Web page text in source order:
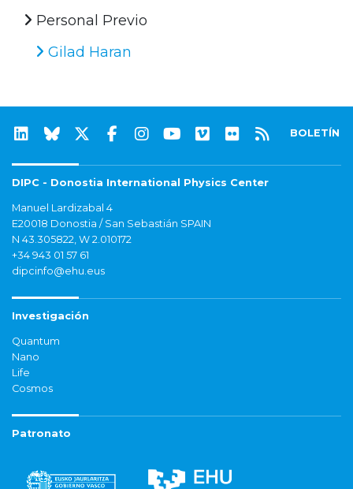
Personal Previo
Gilad Haran
BOLETÍN
DIPC - Donostia International Physics Center
Manuel Lardizabal 4
E20018 Donostia / San Sebastián SPAIN
N 43.305822, W 2.010172
+34 943 01 57 61
dipcinfo@ehu.eus
Investigación
Quantum
Nano
Life
Cosmos
Patronato